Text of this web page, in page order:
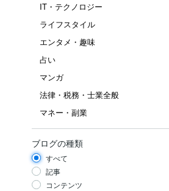
IT・テクノロジー
ライフスタイル
エンタメ・趣味
占い
マンガ
法律・税務・士業全般
マネー・副業
ブログの種類
すべて
記事
コンテンツ